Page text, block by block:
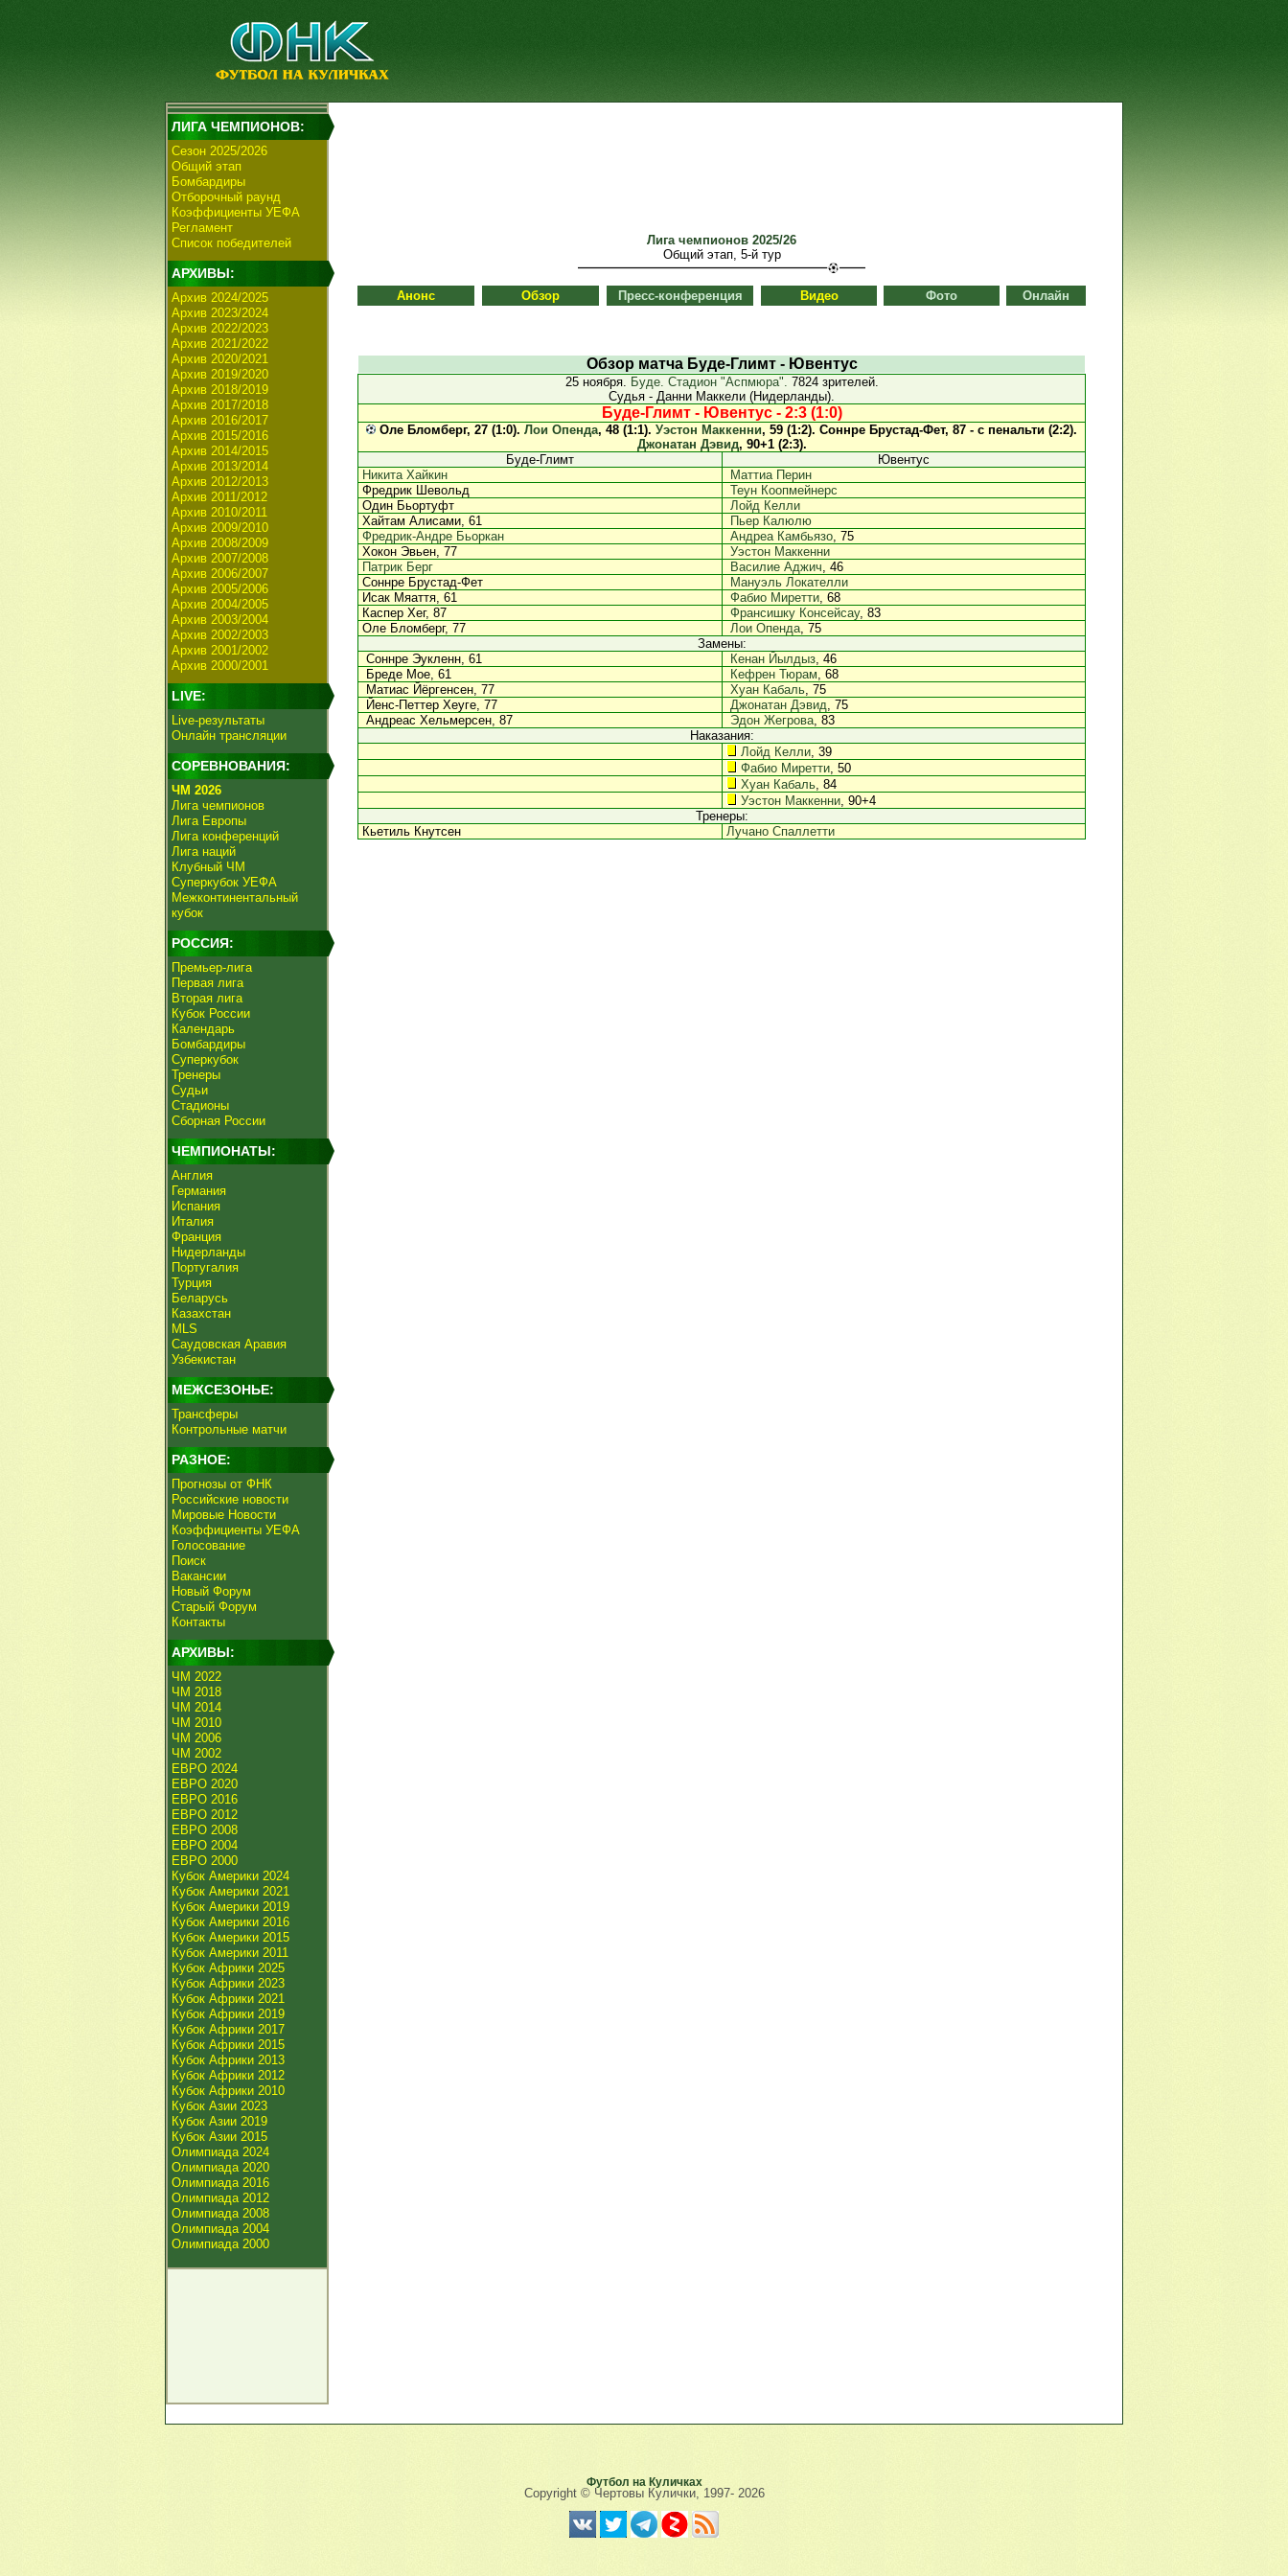
ЛИГА ЧЕМПИОНОВ:
Сезон 2025/2026
Общий этап
Бомбардиры
Отборочный раунд
Коэффициенты УЕФА
Регламент
Список победителей
АРХИВЫ:
Архив 2024/2025
Архив 2023/2024
Архив 2022/2023
Архив 2021/2022
Архив 2020/2021
Архив 2019/2020
Архив 2018/2019
Архив 2017/2018
Архив 2016/2017
Архив 2015/2016
Архив 2014/2015
Архив 2013/2014
Архив 2012/2013
Архив 2011/2012
Архив 2010/2011
Архив 2009/2010
Архив 2008/2009
Архив 2007/2008
Архив 2006/2007
Архив 2005/2006
Архив 2004/2005
Архив 2003/2004
Архив 2002/2003
Архив 2001/2002
Архив 2000/2001
LIVE:
Live-результаты
Онлайн трансляции
СОРЕВНОВАНИЯ:
ЧМ 2026
Лига чемпионов
Лига Европы
Лига конференций
Лига наций
Клубный ЧМ
Суперкубок УЕФА
Межконтинентальный
кубок
РОССИЯ:
Премьер-лига
Первая лига
Вторая лига
Кубок России
Календарь
Бомбардиры
Суперкубок
Тренеры
Судьи
Стадионы
Сборная России
ЧЕМПИОНАТЫ:
Англия
Германия
Испания
Италия
Франция
Нидерланды
Португалия
Турция
Беларусь
Казахстан
MLS
Саудовская Аравия
Узбекистан
МЕЖСЕЗОНЬЕ:
Трансферы
Контрольные матчи
РАЗНОЕ:
Прогнозы от ФНК
Российские новости
Мировые Новости
Коэффициенты УЕФА
Голосование
Поиск
Вакансии
Новый Форум
Старый Форум
Контакты
АРХИВЫ:
ЧМ 2022
ЧМ 2018
ЧМ 2014
ЧМ 2010
ЧМ 2006
ЧМ 2002
ЕВРО 2024
ЕВРО 2020
ЕВРО 2016
ЕВРО 2012
ЕВРО 2008
ЕВРО 2004
ЕВРО 2000
Кубок Америки 2024
Кубок Америки 2021
Кубок Америки 2019
Кубок Америки 2016
Кубок Америки 2015
Кубок Америки 2011
Кубок Африки 2025
Кубок Африки 2023
Кубок Африки 2021
Кубок Африки 2019
Кубок Африки 2017
Кубок Африки 2015
Кубок Африки 2013
Кубок Африки 2012
Кубок Африки 2010
Кубок Азии 2023
Кубок Азии 2019
Кубок Азии 2015
Олимпиада 2024
Олимпиада 2020
Олимпиада 2016
Олимпиада 2012
Олимпиада 2008
Олимпиада 2004
Олимпиада 2000
Лига чемпионов 2025/26
Общий этап, 5-й тур
Анонс Обзор Пресс-конференция Видео Фото Онлайн
Обзор матча Буде-Глимт - Ювентус
25 ноября. Буде. Стадион "Аспмюра". 7824 зрителей.
Судья - Данни Маккели (Нидерланды).
Буде-Глимт - Ювентус - 2:3 (1:0)
Оле Бломберг, 27 (1:0). Лои Опенда, 48 (1:1). Уэстон Маккенни, 59 (1:2). Соннре Брустад-Фет, 87 - с пенальти (2:2).
Джонатан Дэвид, 90+1 (2:3).
Буде-Глимт
Ювентус
Никита Хайкин
Маттиа Перин
Фредрик Шевольд
Теун Коопмейнерс
Один Бьортуфт
Лойд Келли
Хайтам Алисами, 61
Пьер Калюлю
Фредрик-Андре Бьоркан
Андреа Камбьязо, 75
Хокон Эвьен, 77
Уэстон Маккенни
Патрик Берг
Василие Аджич, 46
Соннре Брустад-Фет
Мануэль Локателли
Исак Мяаття, 61
Фабио Миретти, 68
Каспер Хег, 87
Франсишку Консейсау, 83
Оле Бломберг, 77
Лои Опенда, 75
Замены:
Соннре Эукленн, 61
Кенан Йылдыз, 46
Бреде Мое, 61
Кефрен Тюрам, 68
Матиас Йёргенсен, 77
Хуан Кабаль, 75
Йенс-Петтер Хеуге, 77
Джонатан Дэвид, 75
Андреас Хельмерсен, 87
Эдон Жегрова, 83
Наказания:
Лойд Келли, 39
Фабио Миретти, 50
Хуан Кабаль, 84
Уэстон Маккенни, 90+4
Тренеры:
Кьетиль Кнутсен
Лучано Спаллетти
Футбол на Куличках
Copyright © Чертовы Кулички, 1997- 2026